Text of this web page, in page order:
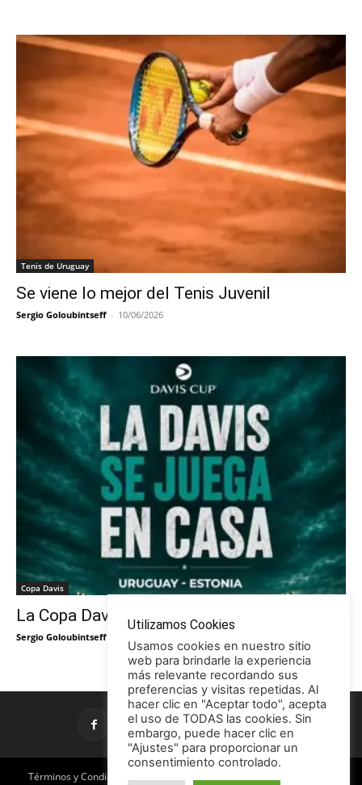
Tenis de Uruguay
Se viene lo mejor del Tenis Juvenil
Sergio Goloubintseff - 10/06/2026
Copa Davis
La Copa Davis vuelve al Círculo
Sergio Goloubintseff
Términos y Condiciones
Utilizamos Cookies
Usamos cookies en nuestro sitio
web para brindarle la experiencia
más relevante recordando sus
preferencias y visitas repetidas. Al
hacer clic en "Aceptar todo", acepta
el uso de TODAS las cookies. Sin
embargo, puede hacer clic en
"Ajustes" para proporcionar un
consentimiento controlado.